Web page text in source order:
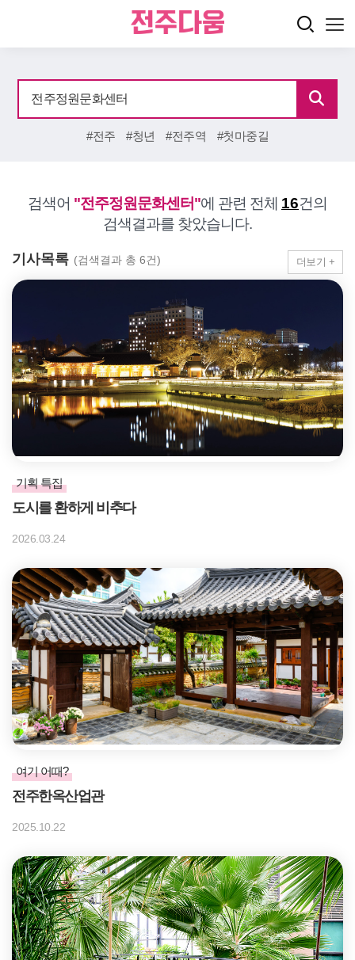
#전주 #청년 #전주역 #첫마중길
검색어 "전주정원문화센터"에 관련 전체 16건의
검색결과를 찾았습니다.
기사목록 (검색결과 총 6건) 더보기 +
기획 특집
도시를 환하게 비추다
2026.03.24
여기 어때?
전주한옥산업관
2025.10.22